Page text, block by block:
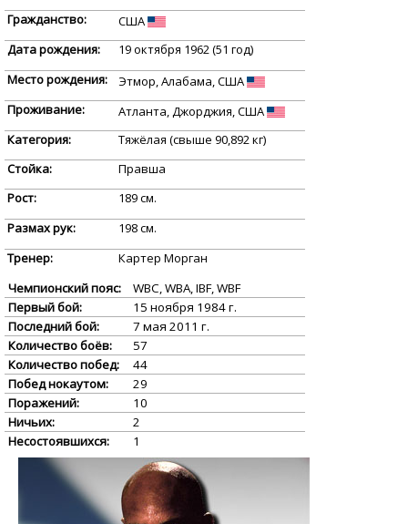
Гражданство:
США
Дата рождения:
19 октября 1962 (51 год)
Место рождения:
Этмор, Алабама, США
Проживание:
Атланта, Джорджия, США
Категория:
Тяжёлая (свыше 90,892 кг)
Стойка:
Правша
Рост:
189 см.
Размах рук:
198 см.
Тренер:
Картер Морган
Чемпионский пояс:
WBC, WBA, IBF, WBF
Первый бой:
15 ноября 1984 г.
Последний бой:
7 мая 2011 г.
Количество боёв:
57
Количество побед:
44
Побед нокаутом:
29
Поражений:
10
Ничьих:
2
Несостоявшихся:
1